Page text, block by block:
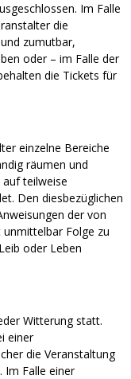
Im Falle
die
zumutbar,
oder – im Falle der
die Tickets für
einzelne Bereiche
räumen und
teilweise
Den diesbezüglichen
der von
Folge zu
oder Leben
Witterung statt.
einer
die Veranstaltung
Im Falle einer